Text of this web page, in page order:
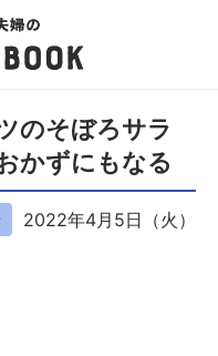
のそぼろサラ
かずにもなる
2022年4月5日（火）